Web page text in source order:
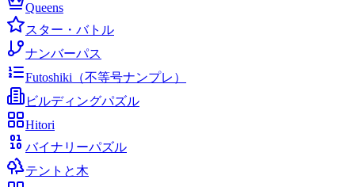
Queens
スター・バトル
ナンバーパス
Futoshiki（不等号ナンプレ）
ビルディングパズル
Hitori
バイナリーパズル
テントと木